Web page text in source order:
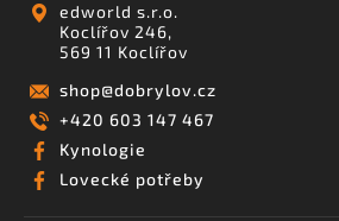
edworld s.r.o.
Koclířov 246,
569 11 Koclířov
shop@dobrylov.cz
+420 603 147 467
Kynologie
Lovecké potřeby